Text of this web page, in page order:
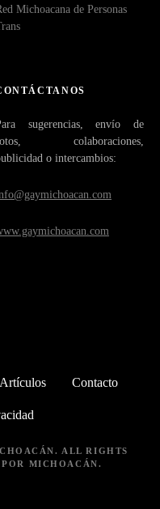
Michoacana de Personas
sugerencias, envío de
colaboraciones,
o intercambios:
Artículos Contacto
. ALL RIGHTS
MICHOACÁN.